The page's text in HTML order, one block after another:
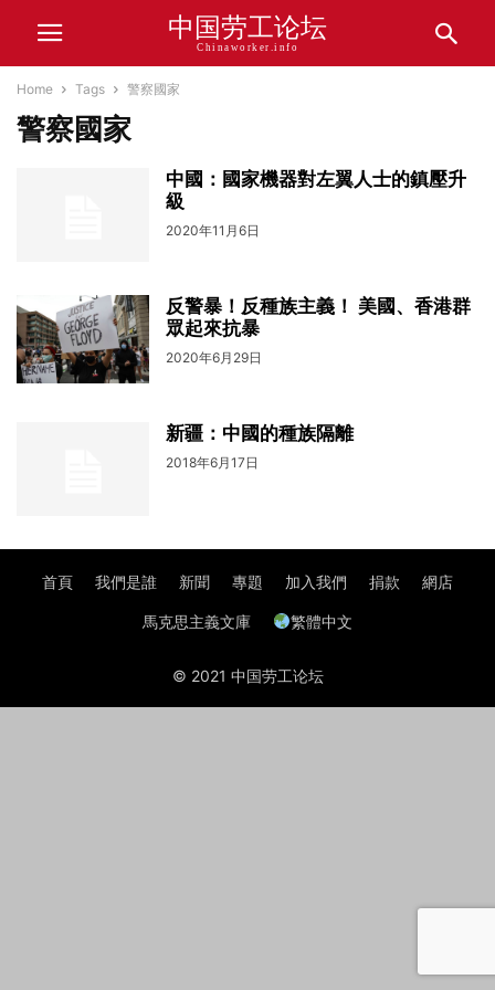
中国劳工论坛
Chinaworker.info
Home Tags 警察國家
警察國家
中國：國家機器對左翼人士的鎮壓升
級
2020年11月6日
反警暴！反種族主義！ 美國、香港群
眾起來抗暴
2020年6月29日
新疆：中國的種族隔離
2018年6月17日
首頁 我們是誰 新聞 專題 加入我們 捐款 網店
馬克思主義文庫 繁體中文
© 2021 中国劳工论坛